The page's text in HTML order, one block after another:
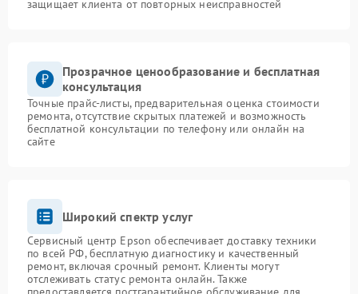
защищает клиента от повторных неисправностей
Прозрачное ценообразование и бесплатная
консультация
Точные прайс-листы, предварительная оценка стоимости
ремонта, отсутствие скрытых платежей и возможность
бесплатной консультации по телефону или онлайн на
сайте
Широкий спектр услуг
Сервисный центр Epson обеспечивает доставку техники
по всей РФ, бесплатную диагностику и качественный
ремонт, включая срочный ремонт. Клиенты могут
отслеживать статус ремонта онлайн. Также